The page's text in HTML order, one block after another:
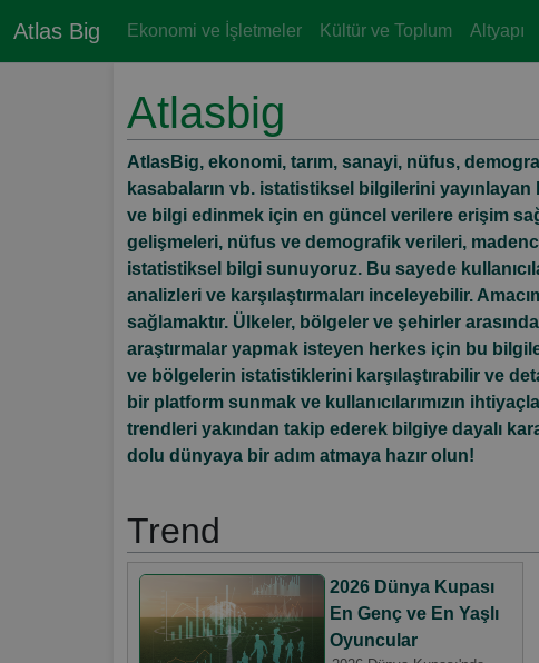
Atlas Big Ekonomi ve İşletmeler Kültür ve Toplum Altyapı
Atlasbig
AtlasBig, ekonomi, tarım, sanayi, nüfus,
kasabaların vb. istatistiksel bilgilerini
ve bilgi edinmek için en güncel verilere erişim
gelişmeleri, nüfus ve demografik verileri,
istatistiksel bilgi sunuyoruz. Bu sayede
analizleri ve karşılaştırmaları inceleyebilir.
sağlamaktır. Ülkeler, bölgeler ve şehirler
araştırmalar yapmak isteyen herkes için bu
ve bölgelerin istatistiklerini karşılaştırabilir ve
bir platform sunmak ve kullanıcılarımızın
trendleri yakından takip ederek bilgiye dayalı
dolu dünyaya bir adım atmaya hazır olun!
Trend
2026 Dünya Kupası
En Genç ve En Yaşlı
Oyuncular